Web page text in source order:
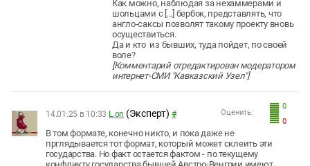
Как можно, наблюдая за нехаммерами и
шольцами с [...] бербок, представлять, что
англо-саксы позволят такому проекту вновь
осуществиться.
Да и кто из бывших, туда пойдет, по своей
воле?
[Комментарий отредактирован модератором
интернет-СМИ "Кавказский Узел"]
0
0
Оценить:
14.01.25 в 10:33 L.on (Эксперт) #
В том формате, конечно никто, и пока даже не
прглядывается тот формат, который может склеить эти
государства. Но факт остается фактом - по текущему